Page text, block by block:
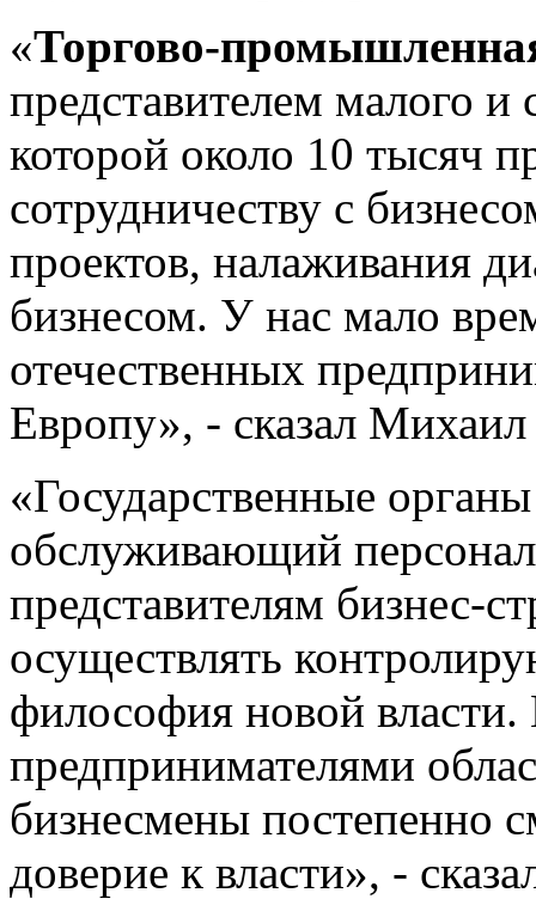
«Торгово-
представителем малого и
которой около 10 тысяч
сотрудничеству с
проектов, налаживания
бизнесом. У нас мало
отечественных
Европу», - сказал
«Государственные
обслуживающий
представителям бизнес-
осуществлять
философия новой власти.
предпринимателями
бизнесмены постепенно
доверие к власти», -